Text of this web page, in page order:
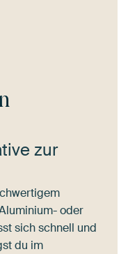
zur
oder
sich schnell und
du im